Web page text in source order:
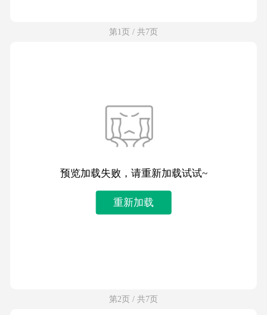
第1页 / 共7页
预览加载失败，请重新加载试试~
重新加载
第2页 / 共7页